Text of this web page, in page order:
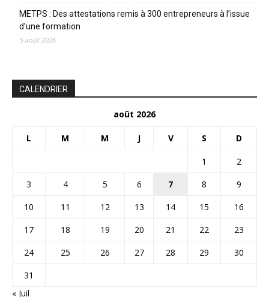
METPS : Des attestations remis à 300 entrepreneurs à l’issue
d’une formation
5 août 2026
CALENDRIER
août 2026
L M M J V S D
1
2
3
4 5 6 7 8
9
10
11 12 13 14 15
16
17
18 19 20 21 22
23
24
25 26 27 28 29
30
31
« Juil